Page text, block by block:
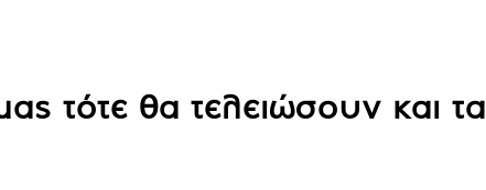
τότε θα τελειώσουν και τα